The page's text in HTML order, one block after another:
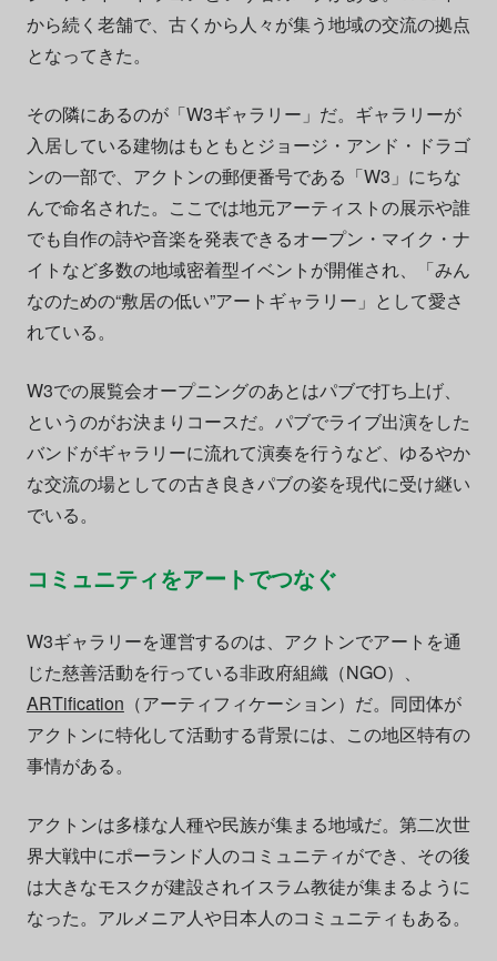
から続く老舗で、古くから人々が集う地域の交流の拠点
となってきた。
その隣にあるのが「W3ギャラリー」だ。ギャラリーが
入居している建物はもともとジョージ・アンド・ドラゴ
ンの一部で、アクトンの郵便番号である「W3」にちな
んで命名された。ここでは地元アーティストの展示や誰
でも自作の詩や音楽を発表できるオープン・マイク・ナ
イトなど多数の地域密着型イベントが開催され、「みん
なのための“敷居の低い”アートギャラリー」として愛さ
れている。
W3での展覧会オープニングのあとはパブで打ち上げ、
というのがお決まりコースだ。パブでライブ出演をした
バンドがギャラリーに流れて演奏を行うなど、ゆるやか
な交流の場としての古き良きパブの姿を現代に受け継い
でいる。
コミュニティをアートでつなぐ
W3ギャラリーを運営するのは、アクトンでアートを通
じた慈善活動を行っている非政府組織（NGO）、
ARTification （アーティフィケーション）だ。同団体が
アクトンに特化して活動する背景には、この地区特有の
事情がある。
アクトンは多様な人種や民族が集まる地域だ。第二次世
界大戦中にポーランド人のコミュニティができ、その後
は大きなモスクが建設されイスラム教徒が集まるように
なった。アルメニア人や日本人のコミュニティもある。